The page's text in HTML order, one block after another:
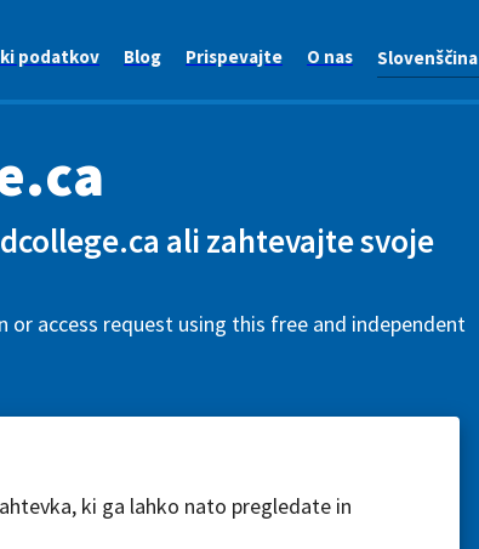
podatkov Blog Prispevajte O nas Slovenščina
ali zahtevajte svoje
or access request using this free and independent
ki ga lahko nato pregledate in